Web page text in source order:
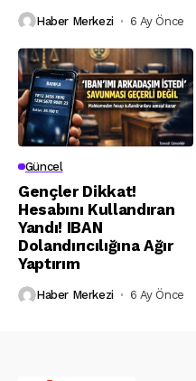
Haber Merkezi 6 Ay Önce
Güncel
Gençler Dikkat!
Hesabını Kullandıran
Yandı! IBAN
Dolandırıcılığına Ağır
Yaptırım
Haber Merkezi 6 Ay Önce